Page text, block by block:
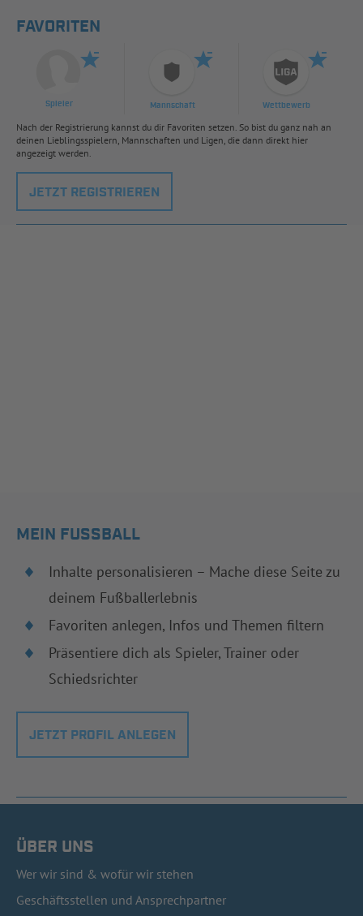
FAVORITEN
Spieler Mannschaft Wettbewerb
Nach der Registrierung kannst du dir Favoriten setzen. So bist du ganz nah an
deinen Lieblingsspielern, Mannschaften und Ligen, die dann direkt hier
angezeigt werden.
JETZT REGISTRIEREN
MEIN FUSSBALL
Inhalte personalisieren – Mache diese Seite zu
deinem Fußballerlebnis
Favoriten anlegen, Infos und Themen filtern
Präsentiere dich als Spieler, Trainer oder
Schiedsrichter
JETZT PROFIL ANLEGEN
ÜBER UNS
Wer wir sind & wofür wir stehen
Geschäftsstellen und Ansprechpartner